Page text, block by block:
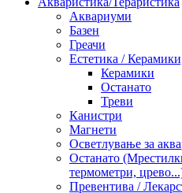
Аквариуми
Базен
Греачи
Естетика /
Керамики
Останато
Треви
Канистри
Магнети
Осветлување за
Останато
термометри,
Превентива /